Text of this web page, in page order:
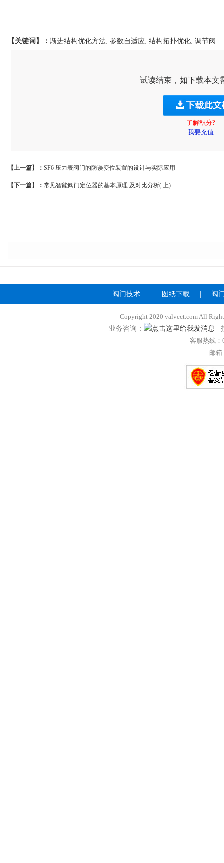
【关键词】： 渐进结构优化方法; 参数自适应; 结构拓扑优化; 调节阀
试读结束，如下载本文
了解积分?
我要充值
【上一篇】： SF6 压力表阀门的防误变位装置的设计与实际应用
【下一篇】： 常见智能阀门定位器的基本原理 及对比分析( 上)
阀门技术 图纸下载 阀
Copyright 2020 valvect.com All
业务咨询：
客服热线：
邮箱